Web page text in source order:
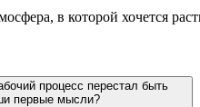
процесс перестал быть
первые мысли?